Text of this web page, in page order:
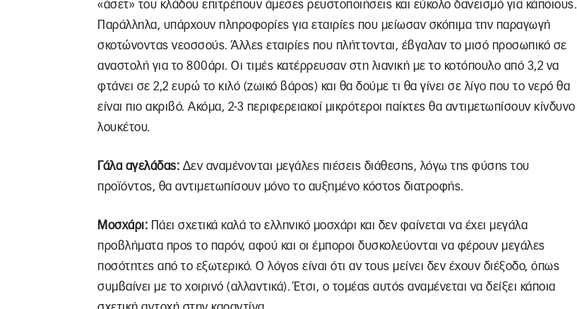
«άσετ» του κλάδου επιτρέπουν άμεσες ρευστοποιήσεις και εύκολο δανεισμό για κάποιους.
Παράλληλα, υπάρχουν πληροφορίες για εταιρίες που μείωσαν σκόπιμα την παραγωγή
σκοτώνοντας νεοσσούς. Άλλες εταιρίες που πλήττονται, έβγαλαν το μισό προσωπικό σε
αναστολή για το 800άρι. Οι τιμές κατέρρευσαν στη λιανική με το κοτόπουλο από 3,2 να
φτάνει σε 2,2 ευρώ το κιλό (ζωικό βάρος) και θα δούμε τι θα γίνει σε λίγο που το νερό θα
είναι πιο ακριβό. Ακόμα, 2-3 περιφερειακοί μικρότεροι παίκτες θα αντιμετωπίσουν κίνδυνο
λουκέτου.
Γάλα αγελάδας: Δεν αναμένονται μεγάλες πιέσεις διάθεσης, λόγω της φύσης του
προϊόντος, θα αντιμετωπίσουν μόνο το αυξημένο κόστος διατροφής.
Μοσχάρι: Πάει σχετικά καλά το ελληνικό μοσχάρι και δεν φαίνεται να έχει μεγάλα
προβλήματα προς το παρόν, αφού και οι έμποροι δυσκολεύονται να φέρουν μεγάλες
ποσότητες από το εξωτερικό. Ο λόγος είναι ότι αν τους μείνει δεν έχουν διέξοδο, όπως
συμβαίνει με το χοιρινό (αλλαντικά). Έτσι, ο τομέας αυτός αναμένεται να δείξει κάποια